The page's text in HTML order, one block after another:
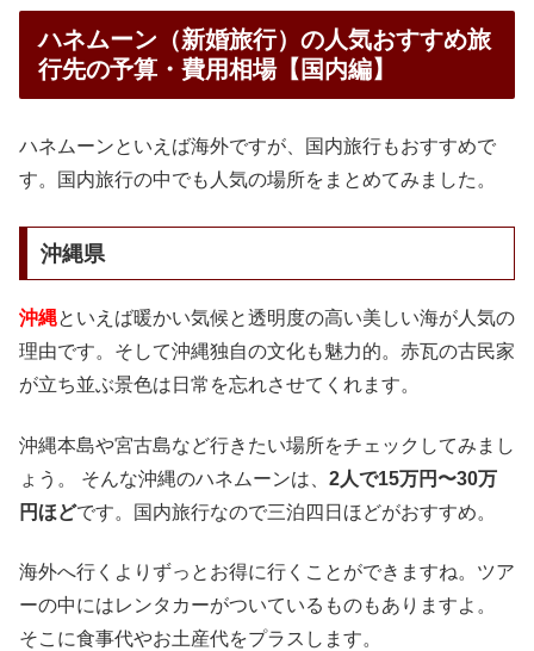
ハネムーン（新婚旅行）の人気おすすめ旅
行先の予算・費用相場【国内編】
ハネムーンといえば海外ですが、国内旅行もおすすめで
す。国内旅行の中でも人気の場所をまとめてみました。
沖縄県
沖縄といえば暖かい気候と透明度の高い美しい海が人気の
理由です。そして沖縄独自の文化も魅力的。赤瓦の古民家
が立ち並ぶ景色は日常を忘れさせてくれます。
沖縄本島や宮古島など行きたい場所をチェックしてみまし
ょう。 そんな沖縄のハネムーンは、 2人で15万円〜30万
円ほどです。国内旅行なので三泊四日ほどがおすすめ。
海外へ行くよりずっとお得に行くことができますね。ツア
ーの中にはレンタカーがついているものもありますよ。
そこに食事代やお土産代をプラスします。